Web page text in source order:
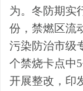
为。 冬防期实
份，禁燃区流
污染防治市级
个禁烧卡点中
开展整改，印